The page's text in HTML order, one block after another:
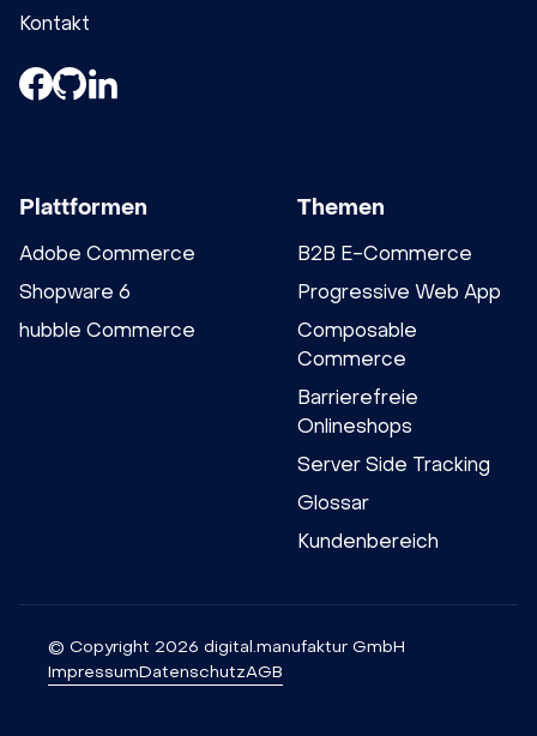
Kontakt
Plattformen
Adobe Commerce
Shopware 6
hubble Commerce
Themen
B2B E-Commerce
Progressive Web App
Composable
Commerce
Barrierefreie
Onlineshops
Server Side Tracking
Glossar
Kundenbereich
© Copyright 2026 digital.manufaktur GmbH
ImpressumDatenschutzAGB